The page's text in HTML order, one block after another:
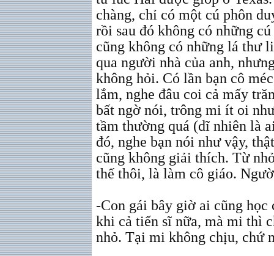
chàng, chỉ có một cú phôn
rồi sau đó không có những
cũng không có những lá thư
qua người nhà của anh,
không hỏi. Có lần bạn cô
lắm, nghe đâu coi cả mấy
bất ngờ nói, trông mi ít oi
tầm thường quá (dĩ nhiên là
đó, nghe bạn nói như vậy,
cũng không giải thích. Từ
thế thôi, là làm cô giáo.
-Con gái bây giờ ai cũng học
khi cả tiến sĩ nữa, mà mi thì
nhỏ. Tại mi không chịu, chứ